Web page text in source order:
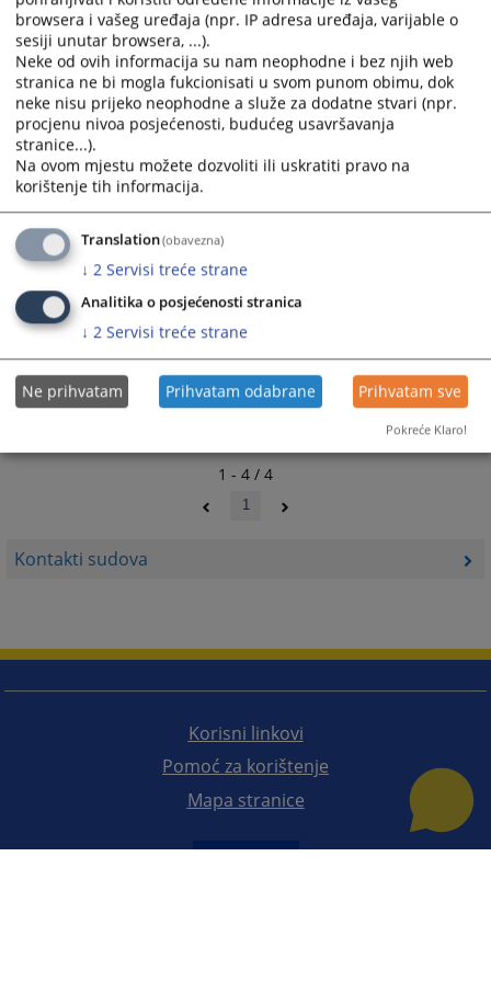
Kontakti sudova
calendar
and
select
a
date.
Press
the
question
mark
key
to
the
keyboard
for
changing
calendar
and
select
a
date.
Press
the
mark
key
get
the
keyboard
for
changing
Kontakti sudova u BiH
1 - 4 / 4
1
Korisni linkovi
Pomoć za korištenje
Mapa stranice
browsera i vašeg uređaja (npr. IP adresa uređaja, varijable o
sesiji unutar browsera, ...).
Neke od ovih informacija su nam neophodne i bez njih web
stranica ne bi mogla fukcionisati u svom punom obimu, dok
neke nisu prijeko neophodne a služe za dodatne stvari (npr.
procjenu nivoa posjećenosti, budućeg usavršavanja
stranice...).
Na ovom mjestu možete dozvoliti ili uskratiti pravo na
korištenje tih informacija.
Translation(obavezna)
↓ 2 Servisi treće strane
Analitika o posjećenosti stranica
↓ 2 Servisi treće strane
Ne prihvatam Prihvatam odabrane Prihvatam sve
Pokreće Klaro!